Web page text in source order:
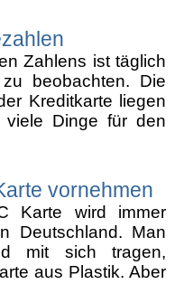
Zahlens ist täglich
beobachten. Die
Kreditkarte liegen
Dinge für den
vornehmen
Karte wird immer
Deutschland. Man
mit sich tragen,
aus Plastik. Aber